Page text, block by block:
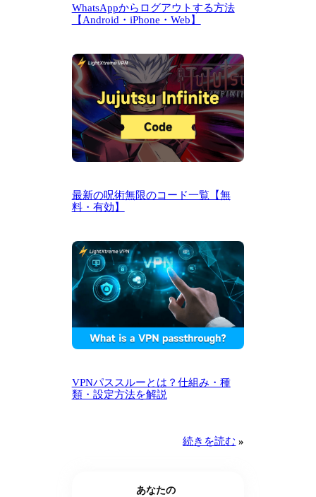
WhatsAppからログアウトする方法
【Android・iPhone・Web】
最新の呪術無限のコード一覧【無
料・有効】
VPNパススルーとは？仕組み・種
類・設定方法を解説
続きを読む »
あなたの